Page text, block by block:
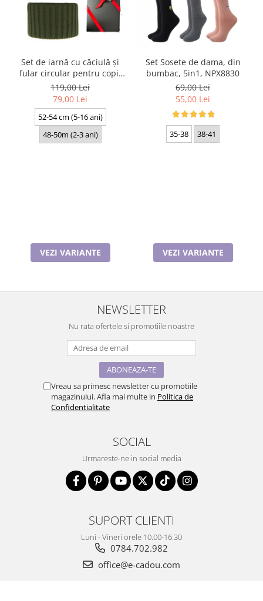
Set de iarnă cu căciulă și
fular circular pentru copii
Livido 5465.09.K30 kaki
produs in Polonia
119,00 Lei
79,00 Lei
52-54 cm (5-16 ani)
48-50m (2-3 ani)
VEZI VARIANTE
Set Sosete de dama, din
bumbac, 5in1, NPX8830
69,00 Lei
55,00 Lei
35-38 38-41
VEZI VARIANTE
NEWSLETTER
Nu rata ofertele si promotiile noastre
Vreau sa primesc newsletter cu promotiile
magazinului. Afla mai multe in Politica de
Confidentialitate
SOCIAL
Urmareste-ne in social media
SUPORT CLIENTI
Luni - Vineri orele 10.00-16.30
0784.702.982
office@e-cadou.com